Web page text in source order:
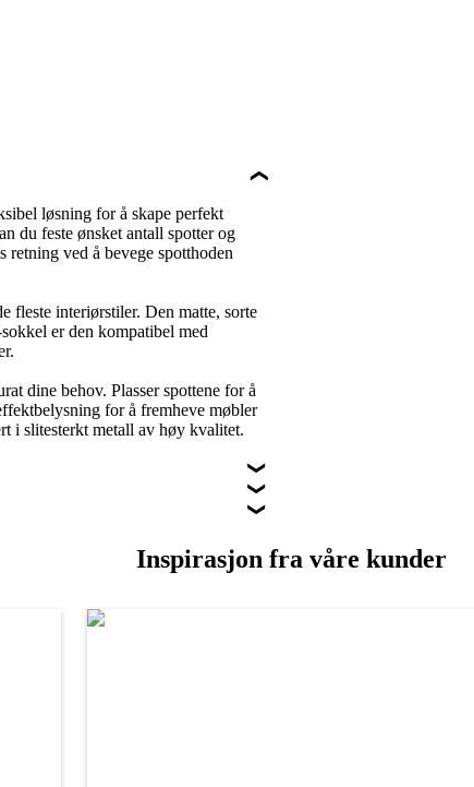
løsning for å skape perfekt
du feste ønsket antall spotter og
ved å bevege spotthoden
fleste interiørstiler. Den matte, sorte
er den kompatibel med
dine behov. Plasser spottene for å
for å fremheve møbler
i slitesterkt metall av høy kvalitet.
Inspirasjon fra våre kunder